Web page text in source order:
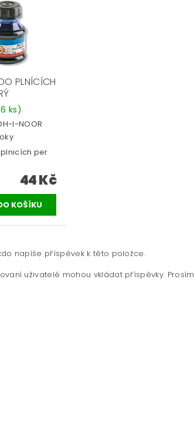
PLNÍCÍCH
ks)
I-NOOR
per
44 Kč
napíše příspěvek k této položce.
uživatelé mohou vkládat příspěvky. Prosím